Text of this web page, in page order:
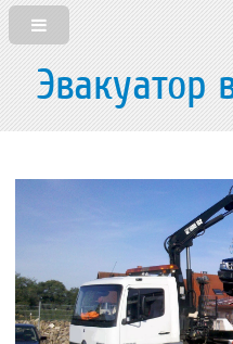
Эвакуатор